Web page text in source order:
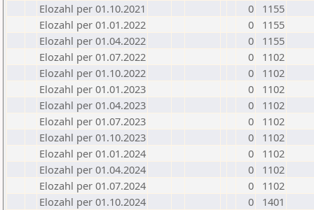
Elozahl per 01.10.2021
0
1155
Elozahl per 01.01.2022
0
1155
Elozahl per 01.04.2022
0
1155
Elozahl per 01.07.2022
0
1102
Elozahl per 01.10.2022
0
1102
Elozahl per 01.01.2023
0
1102
Elozahl per 01.04.2023
0
1102
Elozahl per 01.07.2023
0
1102
Elozahl per 01.10.2023
0
1102
Elozahl per 01.01.2024
0
1102
Elozahl per 01.04.2024
0
1102
Elozahl per 01.07.2024
0
1102
Elozahl per 01.10.2024
0
1401